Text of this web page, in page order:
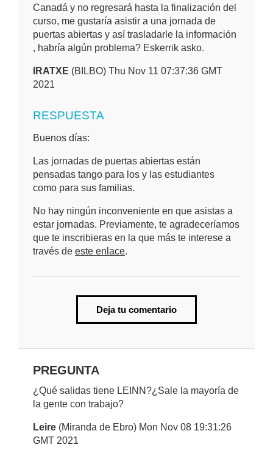
Canadá y no regresará hasta la finalización del
curso, me gustaría asistir a una jornada de
puertas abiertas y así trasladarle la información
, habría algún problema? Eskerrik asko.
IRATXE (BILBO) Thu Nov 11 07:37:36 GMT
2021
RESPUESTA
Buenos días:
Las jornadas de puertas abiertas están
pensadas tango para los y las estudiantes
como para sus familias.
No hay ningún inconveniente en que asistas a
estar jornadas. Previamente, te agradeceríamos
que te inscribieras en la que más te interese a
través de este enlace.
Deja tu comentario
PREGUNTA
¿Qué salidas tiene LEINN?¿Sale la mayoría de
la gente con trabajo?
Leire (Miranda de Ebro) Mon Nov 08 19:31:26
GMT 2021